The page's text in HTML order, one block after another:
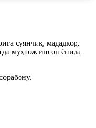
суянчиқ, мададкор,
муҳтож инсон ёнида